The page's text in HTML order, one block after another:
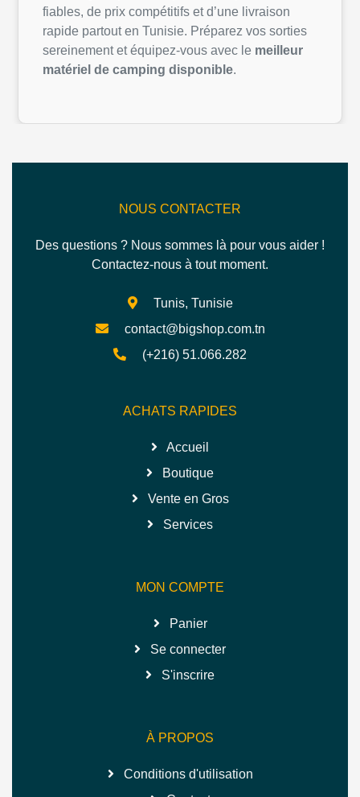
fiables, de prix compétitifs et d’une livraison
rapide partout en Tunisie. Préparez vos sorties
sereinement et équipez-vous avec le meilleur
matériel de camping disponible.
NOUS CONTACTER
Des questions ? Nous sommes là pour vous aider !
Contactez-nous à tout moment.
Tunis, Tunisie
contact@bigshop.com.tn
(+216) 51.066.282
ACHATS RAPIDES
Accueil
Boutique
Vente en Gros
Services
MON COMPTE
Panier
Se connecter
S'inscrire
À PROPOS
Conditions d'utilisation